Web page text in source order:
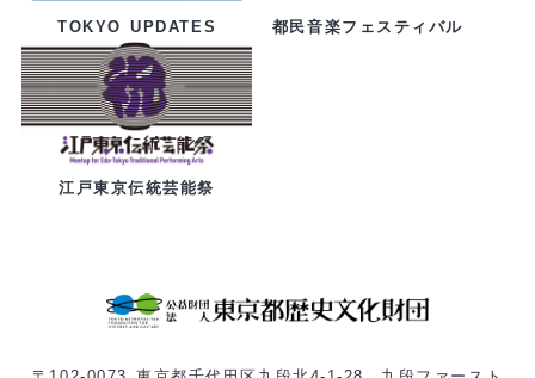
TOKYO UPDATES 都民音楽フェスティバル
江戸東京伝統芸能祭